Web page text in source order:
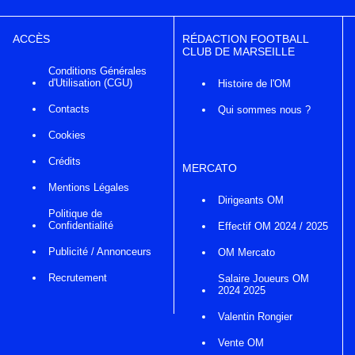
ACCÈS
Conditions Générales
d'Utilisation (CGU)
Contacts
Cookies
Crédits
Mentions Légales
Politique de
Confidentialité
Publicité / Annonceurs
Recrutement
RÉDACTION FOOTBALL
CLUB DE MARSEILLE
Histoire de l'OM
Qui sommes nous ?
MERCATO
Dirigeants OM
Effectif OM 2024 / 2025
OM Mercato
Salaire Joueurs OM
2024 2025
Valentin Rongier
Vente OM